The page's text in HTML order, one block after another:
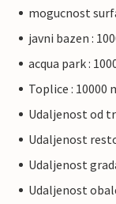
mogucnost
javni bazen :
acqua park :
Toplice : 10000
Udaljenost od
Udaljenost
Udaljenost
Udaljenost